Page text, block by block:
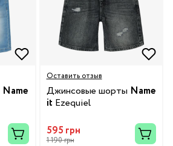
Name
Оставить отзыв
Джинсовые шорты Name
it Ezequiel
595 грн
1 190 грн